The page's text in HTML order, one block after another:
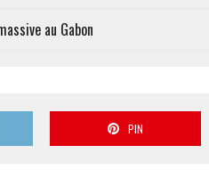
au Gabon
PIN